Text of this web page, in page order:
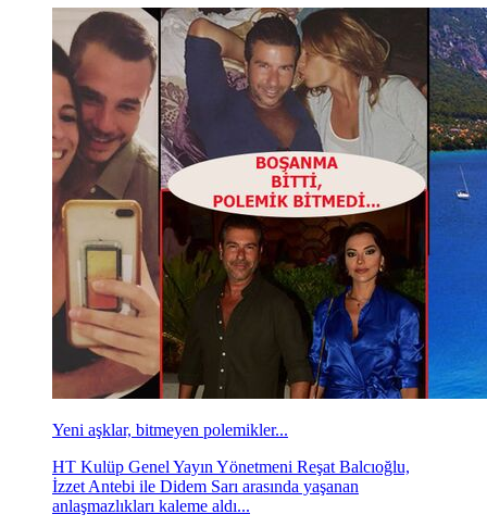
Yeni aşklar, bitmeyen polemikler...
HT Kulüp Genel Yayın Yönetmeni Reşat Balcıoğlu,
İzzet Antebi ile Didem Sarı arasında yaşanan
anlaşmazlıkları kaleme aldı...